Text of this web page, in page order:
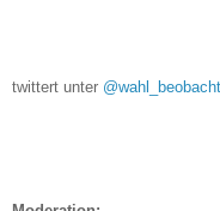
twittert unter